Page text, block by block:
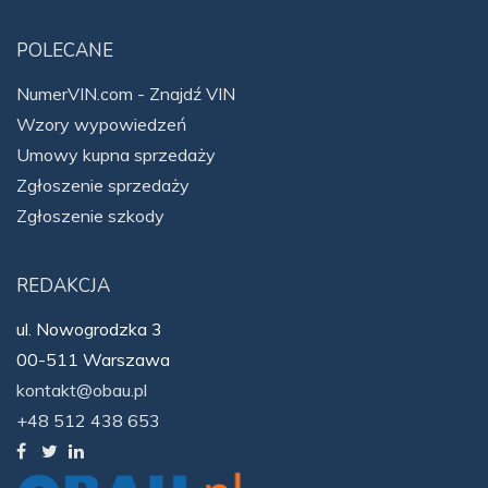
POLECANE
NumerVIN.com - Znajdź VIN
Wzory wypowiedzeń
Umowy kupna sprzedaży
Zgłoszenie sprzedaży
Zgłoszenie szkody
REDAKCJA
ul. Nowogrodzka 3
00-511 Warszawa
kontakt@obau.pl
+48 512 438 653